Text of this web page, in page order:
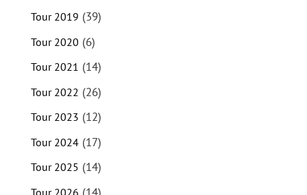
Tour 2019 (39)
Tour 2020 (6)
Tour 2021 (14)
Tour 2022 (26)
Tour 2023 (12)
Tour 2024(17)
Tour 2025 (14)
Tour 2026